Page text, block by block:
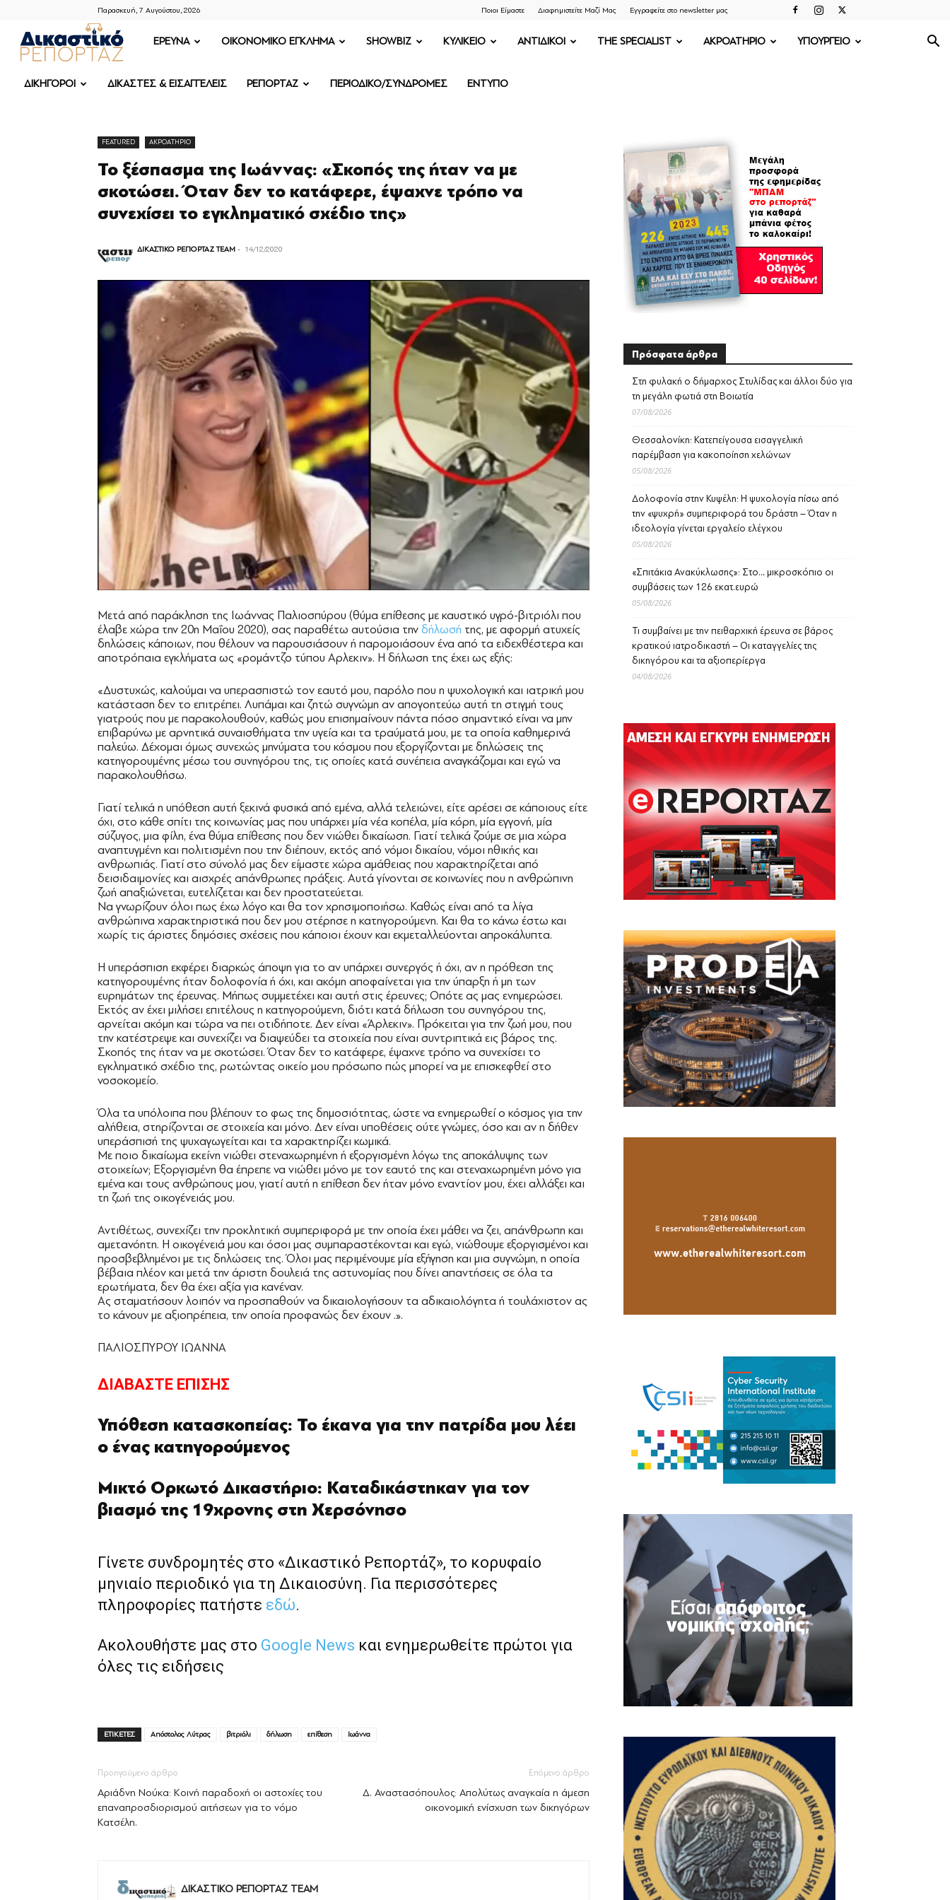
Παρασκευή, 7 Αυγούστου, 2026 Ποιοι Είμαστε Διαφημιστείτε Μαζί Μας Εγγραφείτε στο newsletter μας
ΔΙΚΑΣΤΙΚΟ
ΡΕΠΟΡΤΑΖ
ΕΡΕΥΝΑ OIKONOMIKO ΕΓΚΛΗΜΑ SHOWBIZ ΚΥΛΙΚΕΙΟ ΑΝΤΙΔΙΚΟΙ THE SPECIALIST ΑΚΡΟΑΤΗΡΙΟ ΥΠΟΥΡΓΕΙΟ
ΔΙΚΗΓΟΡΟΙ ΔΙΚΑΣΤΕΣ & ΕΙΣΑΓΓΕΛΕΙΣ ΡΕΠΟΡΤΑΖ ΠΕΡΙΟΔΙΚΟ/ΣΥΝΔΡΟΜΕΣ ΕΝΤΥΠΟ
FEATURED ΑΚΡΟΑΤΗΡΙΟ
Το ξέσπασμα της Ιωάννας: «Σκοπός της ήταν να με
σκοτώσει. Όταν δεν το κατάφερε, έψαχνε τρόπο να
συνεχίσει το εγκληματικό σχέδιο της»
ΔΙΚΑΣΤΙΚΟ ΡΕΠΟΡΤΑΖ TEAM - 14/12/2020
Μετά από παράκληση της Ιωάννας Παλιοσπύρου (θύμα επίθεσης με καυστικό υγρό-βιτριόλι που
έλαβε χώρα την 20η Μαΐου 2020), σας παραθέτω αυτούσια την δήλωσή της, με αφορμή ατυχείς
δηλώσεις κάποιων, που θέλουν να παρουσιάσουν ή παρομοιάσουν ένα από τα ειδεχθέστερα και
αποτρόπαια εγκλήματα ως «ρομάντζο τύπου Αρλεκιν». Η δήλωση της έχει ως εξής:
«Δυστυχώς, καλούμαι να υπερασπιστώ τον εαυτό μου, παρόλο που η ψυχολογική και ιατρική μου
κατάσταση δεν το επιτρέπει. Λυπάμαι και ζητώ συγνώμη αν απογοητεύω αυτή τη στιγμή τους
γιατρούς που με παρακολουθούν, καθώς μου επισημαίνουν πάντα πόσο σημαντικό είναι να μην
επιβαρύνω με αρνητικά συναισθήματα την υγεία και τα τραύματά μου, με τα οποία καθημερινά
παλεύω. Δέχομαι όμως συνεχώς μηνύματα του κόσμου που εξοργίζονται με δηλώσεις της
κατηγορουμένης μέσω του συνηγόρου της, τις οποίες κατά συνέπεια αναγκάζομαι και εγώ να
παρακολουθήσω.
Γιατί τελικά η υπόθεση αυτή ξεκινά φυσικά από εμένα, αλλά τελειώνει, είτε αρέσει σε κάποιους είτε
όχι, στο κάθε σπίτι της κοινωνίας μας που υπάρχει μία νέα κοπέλα, μία κόρη, μία εγγονή, μία
σύζυγος, μια φίλη, ένα θύμα επίθεσης που δεν νιώθει δικαίωση. Γιατί τελικά ζούμε σε μια χώρα
αναπτυγμένη και πολιτισμένη που την διέπουν, εκτός από νόμοι δικαίου, νόμοι ηθικής και
ανθρωπιάς. Γιατί στο σύνολό μας δεν είμαστε χώρα αμάθειας που χαρακτηρίζεται από
δεισιδαιμονίες και αισχρές απάνθρωπες πράξεις. Αυτά γίνονται σε κοινωνίες που η ανθρώπινη
ζωή απαξιώνεται, ευτελίζεται και δεν προστατεύεται.
Να γνωρίζουν όλοι πως έχω λόγο και θα τον χρησιμοποιήσω. Καθώς είναι από τα λίγα
ανθρώπινα χαρακτηριστικά που δεν μου στέρησε η κατηγορούμενη. Και θα το κάνω έστω και
χωρίς τις άριστες δημόσιες σχέσεις που κάποιοι έχουν και εκμεταλλεύονται απροκάλυπτα.
Η υπεράσπιση εκφέρει διαρκώς άποψη για το αν υπάρχει συνεργός ή όχι, αν η πρόθεση της
κατηγορουμένης ήταν δολοφονία ή όχι, και ακόμη αποφαίνεται για την ύπαρξη ή μη των
ευρημάτων της έρευνας. Μήπως συμμετέχει και αυτή στις έρευνες; Οπότε ας μας ενημερώσει.
Εκτός αν έχει μιλήσει επιτέλους η κατηγορούμενη, διότι κατά δήλωση του συνηγόρου της,
αρνείται ακόμη και τώρα να πει οτιδήποτε. Δεν είναι «Άρλεκιν». Πρόκειται για την ζωή μου, που
την κατέστρεψε και συνεχίζει να διαψεύδει τα στοιχεία που είναι συντριπτικά εις βάρος της.
Σκοπός της ήταν να με σκοτώσει. Όταν δεν το κατάφερε, έψαχνε τρόπο να συνεχίσει το
εγκληματικό σχέδιο της, ρωτώντας οικείο μου πρόσωπο πώς μπορεί να με επισκεφθεί στο
νοσοκομείο.
Όλα τα υπόλοιπα που βλέπουν το φως της δημοσιότητας, ώστε να ενημερωθεί ο κόσμος για την
αλήθεια, στηρίζονται σε στοιχεία και μόνο. Δεν είναι υποθέσεις ούτε γνώμες, όσο και αν η δήθεν
υπεράσπισή της ψυχαγωγείται και τα χαρακτηρίζει κωμικά.
Με ποιο δικαίωμα εκείνη νιώθει στεναχωρημένη ή εξοργισμένη λόγω της αποκάλυψης των
στοιχείων; Εξοργισμένη θα έπρεπε να νιώθει μόνο με τον εαυτό της και στεναχωρημένη μόνο για
εμένα και τους ανθρώπους μου, γιατί αυτή η επίθεση δεν ήταν μόνο εναντίον μου, έχει αλλάξει και
τη ζωή της οικογένειάς μου.
Αντιθέτως, συνεχίζει την προκλητική συμπεριφορά με την οποία έχει μάθει να ζει, απάνθρωπη και
αμετανόητη. Η οικογένειά μου και όσοι μας συμπαραστέκονται και εγώ, νιώθουμε εξοργισμένοι και
προσβεβλημένοι με τις δηλώσεις της. Όλοι μας περιμένουμε μία εξήγηση και μια συγνώμη, η οποία
βέβαια πλέον και μετά την άριστη δουλειά της αστυνομίας που δίνει απαντήσεις σε όλα τα
ερωτήματα, δεν θα έχει αξία για κανέναν.
Ας σταματήσουν λοιπόν να προσπαθούν να δικαιολογήσουν τα αδικαιολόγητα ή τουλάχιστον ας
το κάνουν με αξιοπρέπεια, την οποία προφανώς δεν έχουν .».
ΠΑΛΙΟΣΠΥΡΟΥ ΙΩΑΝΝΑ
ΔΙΑΒΑΣΤΕ ΕΠΙΣΗΣ
Υπόθεση κατασκοπείας: Το έκανα για την πατρίδα μου λέει
ο ένας κατηγορούμενος
Μικτό Ορκωτό Δικαστήριο: Καταδικάστηκαν για τον
βιασμό της 19χρονης στη Χερσόνησο
Γίνετε συνδρομητές στο «Δικαστικό Ρεπορτάζ», το κορυφαίο
μηνιαίο περιοδικό για τη Δικαιοσύνη. Για περισσότερες
πληροφορίες πατήστε εδώ.
Ακολουθήστε μας στο Google News και ενημερωθείτε πρώτοι για
όλες τις ειδήσεις
ΕΤΙΚΕΤΕΣ Απόστολος Λύτρας βιτριόλι δήλωση επίθεση Ιωάννα
Προηγούμενο άρθρο
Αριάδνη Νούκα: Κοινή παραδοχή οι αστοχίες του
επαναπροσδιορισμού αιτήσεων για το νόμο
Κατσέλη.
Επόμενο άρθρο
Δ. Αναστασόπουλος: Απολύτως αναγκαία η άμεση
οικονομική ενίσχυση των δικηγόρων
ΔΙΚΑΣΤΙΚΟ ΡΕΠΟΡΤΑΖ TEAM
Πρόσφατα άρθρα
Στη φυλακή ο δήμαρχος Στυλίδας και άλλοι δύο για
τη μεγάλη φωτιά στη Βοιωτία
07/08/2026
Θεσσαλονίκη: Κατεπείγουσα εισαγγελική
παρέμβαση για κακοποίηση χελώνων
05/08/2026
Δολοφονία στην Κυψέλη: Η ψυχολογία πίσω από
την «ψυχρή» συμπεριφορά του δράστη – Όταν η
ιδεολογία γίνεται εργαλείο ελέγχου
05/08/2026
«Σπιτάκια Ανακύκλωσης»: Στο… μικροσκόπιο οι
συμβάσεις των 126 εκατ.ευρώ
05/08/2026
Τι συμβαίνει με την πειθαρχική έρευνα σε βάρος
κρατικού ιατροδικαστή – Οι καταγγελίες της
δικηγόρου και τα αξιοπερίεργα
04/08/2026